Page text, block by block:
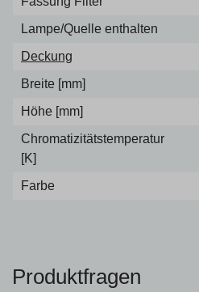
Lampe/Quelle enthalten
Deckung
Breite [mm]
Höhe [mm]
Chromatizitätstemperatur
[K]
Farbe
Produktfragen